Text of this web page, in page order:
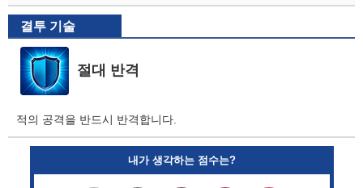
결투 기술
절대 반격
적의 공격을 반드시 반격합니다.
내가 생각하는 점수는?